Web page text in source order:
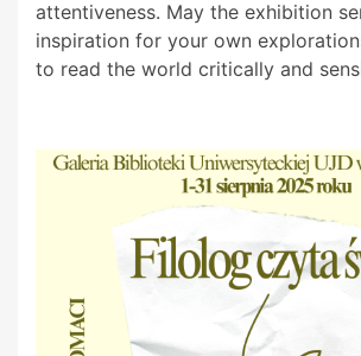
attentiveness. May the exhibition
inspiration for your own
to read the world critically and